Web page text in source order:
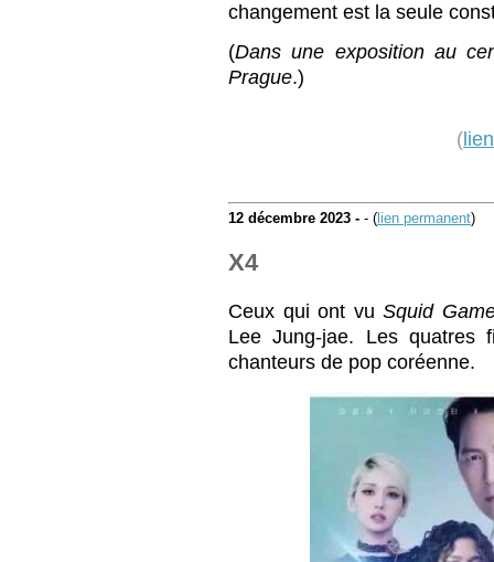
changement est la seule
(Dans une exposition au
Prague.)
(
12 décembre 2023 - - ( lien permanent)
X4
Ceux qui ont vu Squid
Lee Jung-jae. Les quatres
chanteurs de pop coréenne.